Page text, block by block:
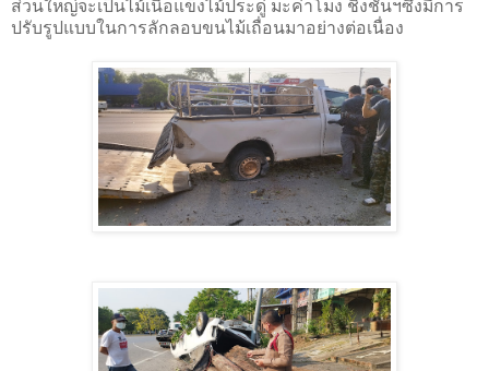
ส่วนใหญ่จะเป็นไม้เนื้อแข็งไม้ประดู่ มะค่าโมง ชิงชันฯซึ่งมีการ
ปรับรูปแบบในการลักลอบขนไม้เถื่อนมาอย่างต่อเนื่อง